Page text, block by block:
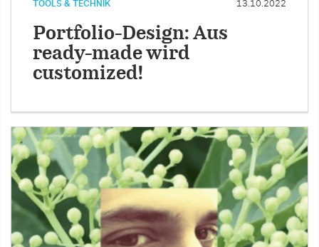
TOOLS & TECHNIK 13.10.2022
Portfolio-Design: Aus
ready-made wird
customized!